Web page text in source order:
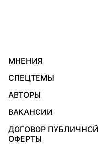
МНЕНИЯ
СПЕЦТЕМЫ
АВТОРЫ
ВАКАНСИИ
ДОГОВОР ПУБЛИЧНОЙ
ОФЕРТЫ